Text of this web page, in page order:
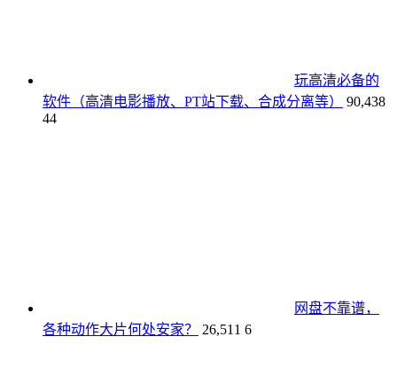
玩高清必备的
软件（高清电影播放、PT站下载、合成分离等）
90,438
44
网盘不靠谱，
各种动作大片何处安家？
26,511 6